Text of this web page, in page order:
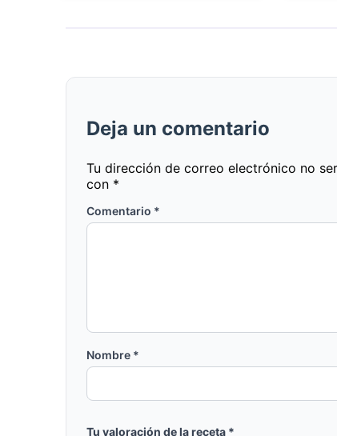
Deja un comentario
Tu dirección de correo electrónico no
con *
Comentario *
Nombre *
Tu valoración de la receta *